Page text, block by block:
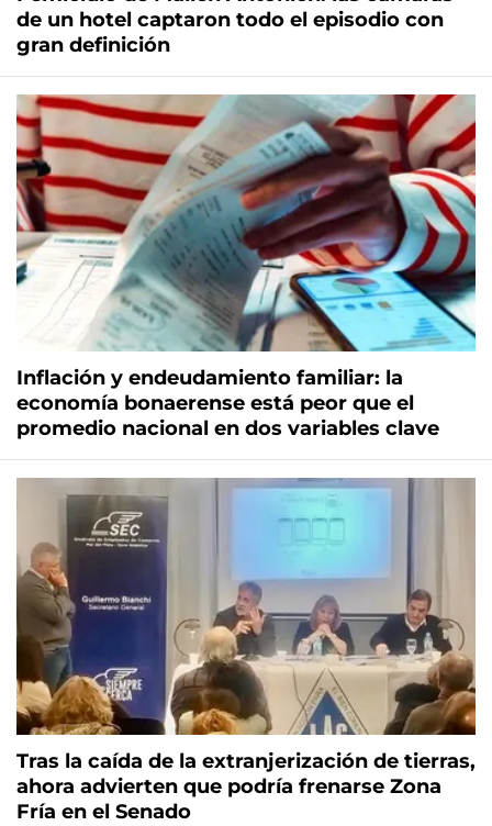
de un hotel captaron todo el episodio con
gran definición
Inflación y endeudamiento familiar: la
economía bonaerense está peor que el
promedio nacional en dos variables clave
Tras la caída de la extranjerización de tierras,
ahora advierten que podría frenarse Zona
Fría en el Senado